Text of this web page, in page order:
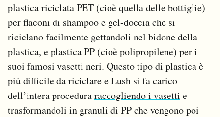
plastica riciclata PET (cioè quella delle bottiglie)
per flaconi di shampoo e gel-doccia che si
riciclano facilmente gettandoli nel bidone della
plastica, e plastica PP (cioè polipropilene) per i
suoi famosi vasetti neri. Questo tipo di plastica è
più difficile da riciclare e Lush si fa carico
dell’intera proceduraraccogliendo i vasetti e
trasformandoli in granuli di PP che vengono poi